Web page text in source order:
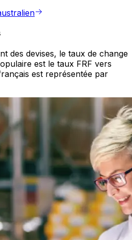
des devises, le taux de change
est le taux FRF vers
est représentée par